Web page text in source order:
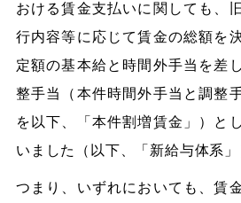
おける賃金支払いに関しても、
行内容等に応じて賃金の総額を
定額の基本給と時間外手当を差
整手当（本件時間外手当と調整
を以下、「本件割増賃金」）と
いました（以下、「新給与体系」
つまり、いずれにおいても、賃